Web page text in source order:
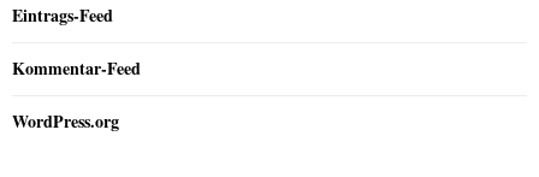
Eintrags-Feed
Kommentar-Feed
WordPress.org